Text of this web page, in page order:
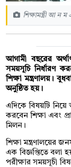
শিক্ষামন্ত্রী আ
আগামী বছরের
সময়সূচি নির্ধারণ
শিক্ষা মন্ত্রণালয়।
অনুষ্ঠিত হয়।
এদিকে বিষয়টি
করবেন শিক্ষা এবং
মিলন।
শিক্ষা মন্ত্রণালয়ের
এক বিজ্ঞপ্তিতে
পরীক্ষার সময়সূচী